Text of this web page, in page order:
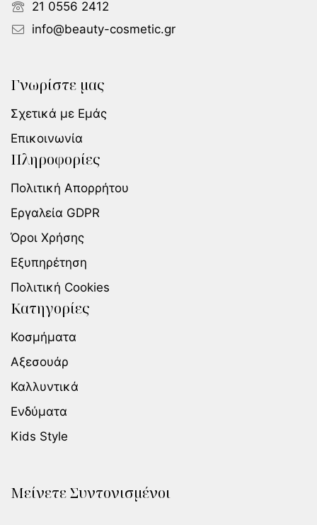
21 0556 2412
info@beauty-cosmetic.gr
Γνωρίστε μας
Σχετικά με Εμάς
Επικοινωνία
Πληροφορίες
Πολιτική Απορρήτου
Εργαλεία GDPR
Όροι Χρήσης
Εξυπηρέτηση
Πολιτική Cookies
Κατηγορίες
Κοσμήματα
Αξεσουάρ
Καλλυντικά
Ενδύματα
Kids Style
Μείνετε Συντονισμένοι